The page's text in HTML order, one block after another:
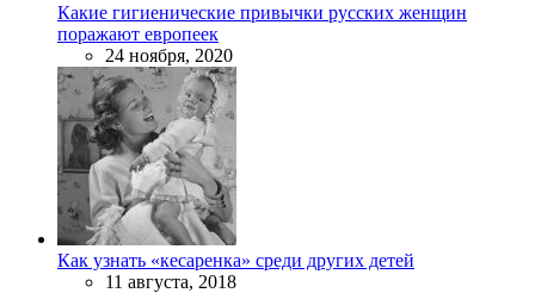
Какие гигиенические привычки русских женщин
поражают европеек
24 ноября, 2020
Как узнать «кесаренка» среди других детей
11 августа, 2018